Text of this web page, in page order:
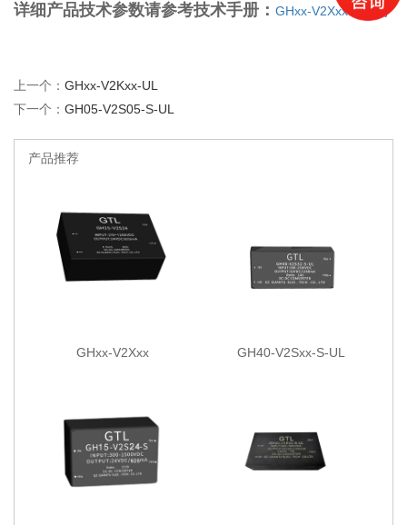
详细产品技术参数请参考技术手册： GHxx-V2Xxx-L 系列
上一个： GHxx-V2Kxx-UL
下一个： GH05-V2S05-S-UL
产品推荐
GHxx-V2Xxx GH40-V2Sxx-S-UL